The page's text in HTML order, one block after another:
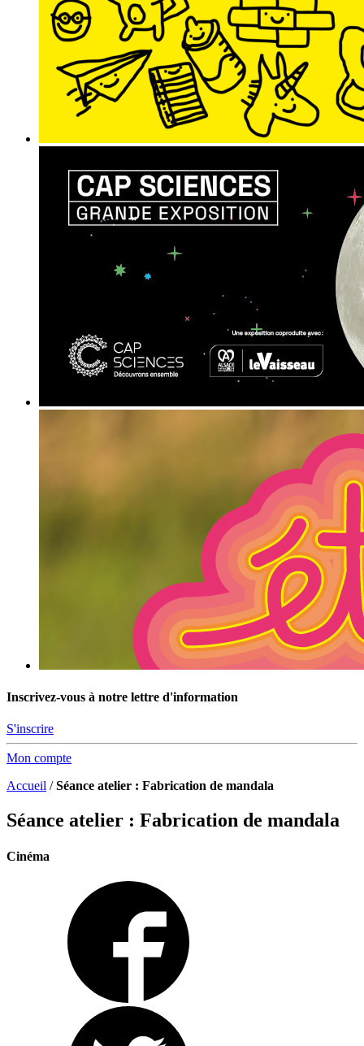
Inscrivez-vous à notre lettre d'information
S'inscrire
Mon compte
Accueil /Séance atelier : Fabrication de mandala
Séance atelier : Fabrication de mandala
Cinéma